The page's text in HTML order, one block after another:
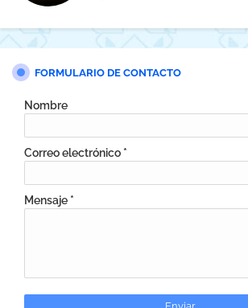
FORMULARIO DE CONTACTO
Nombre
Correo electrónico *
Mensaje *